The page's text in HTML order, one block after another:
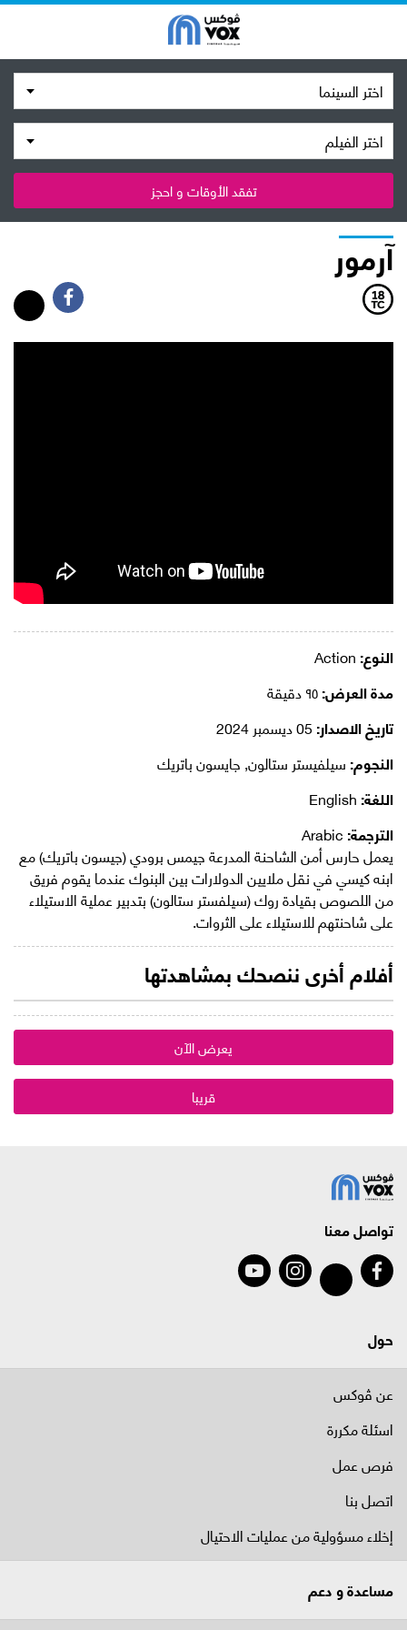
اختر السينما
اختر الفيلم
تفقد الأوقات و احجز
آرمور
النوع:
مدة العرض:
تاريخ الاصدار:
النجوم:سيلفيستر ستالون, جايسون باتريك
اللغة:
الترجمة:
يعمل حارس أمن الشاحنة المدرعة جيمس برودي (جيسون باتريك) مع
ابنه كيسي في نقل ملايين الدولارات بين البنوك عندما يقوم فريق
من اللصوص بقيادة روك (سيلفستر ستالون) بتدبير عملية الاستيلاء
على شاحنتهم للاستيلاء على الثروات.
أفلام أخرى ننصحك بمشاهدتها
يعرض الآن
قريبا
تواصل معنا
حول
عن ڤوكس
اسئلة مكررة
فرص عمل
اتصل بنا
إخلاء مسؤولية من عمليات الاحتيال
مساعدة و دعم